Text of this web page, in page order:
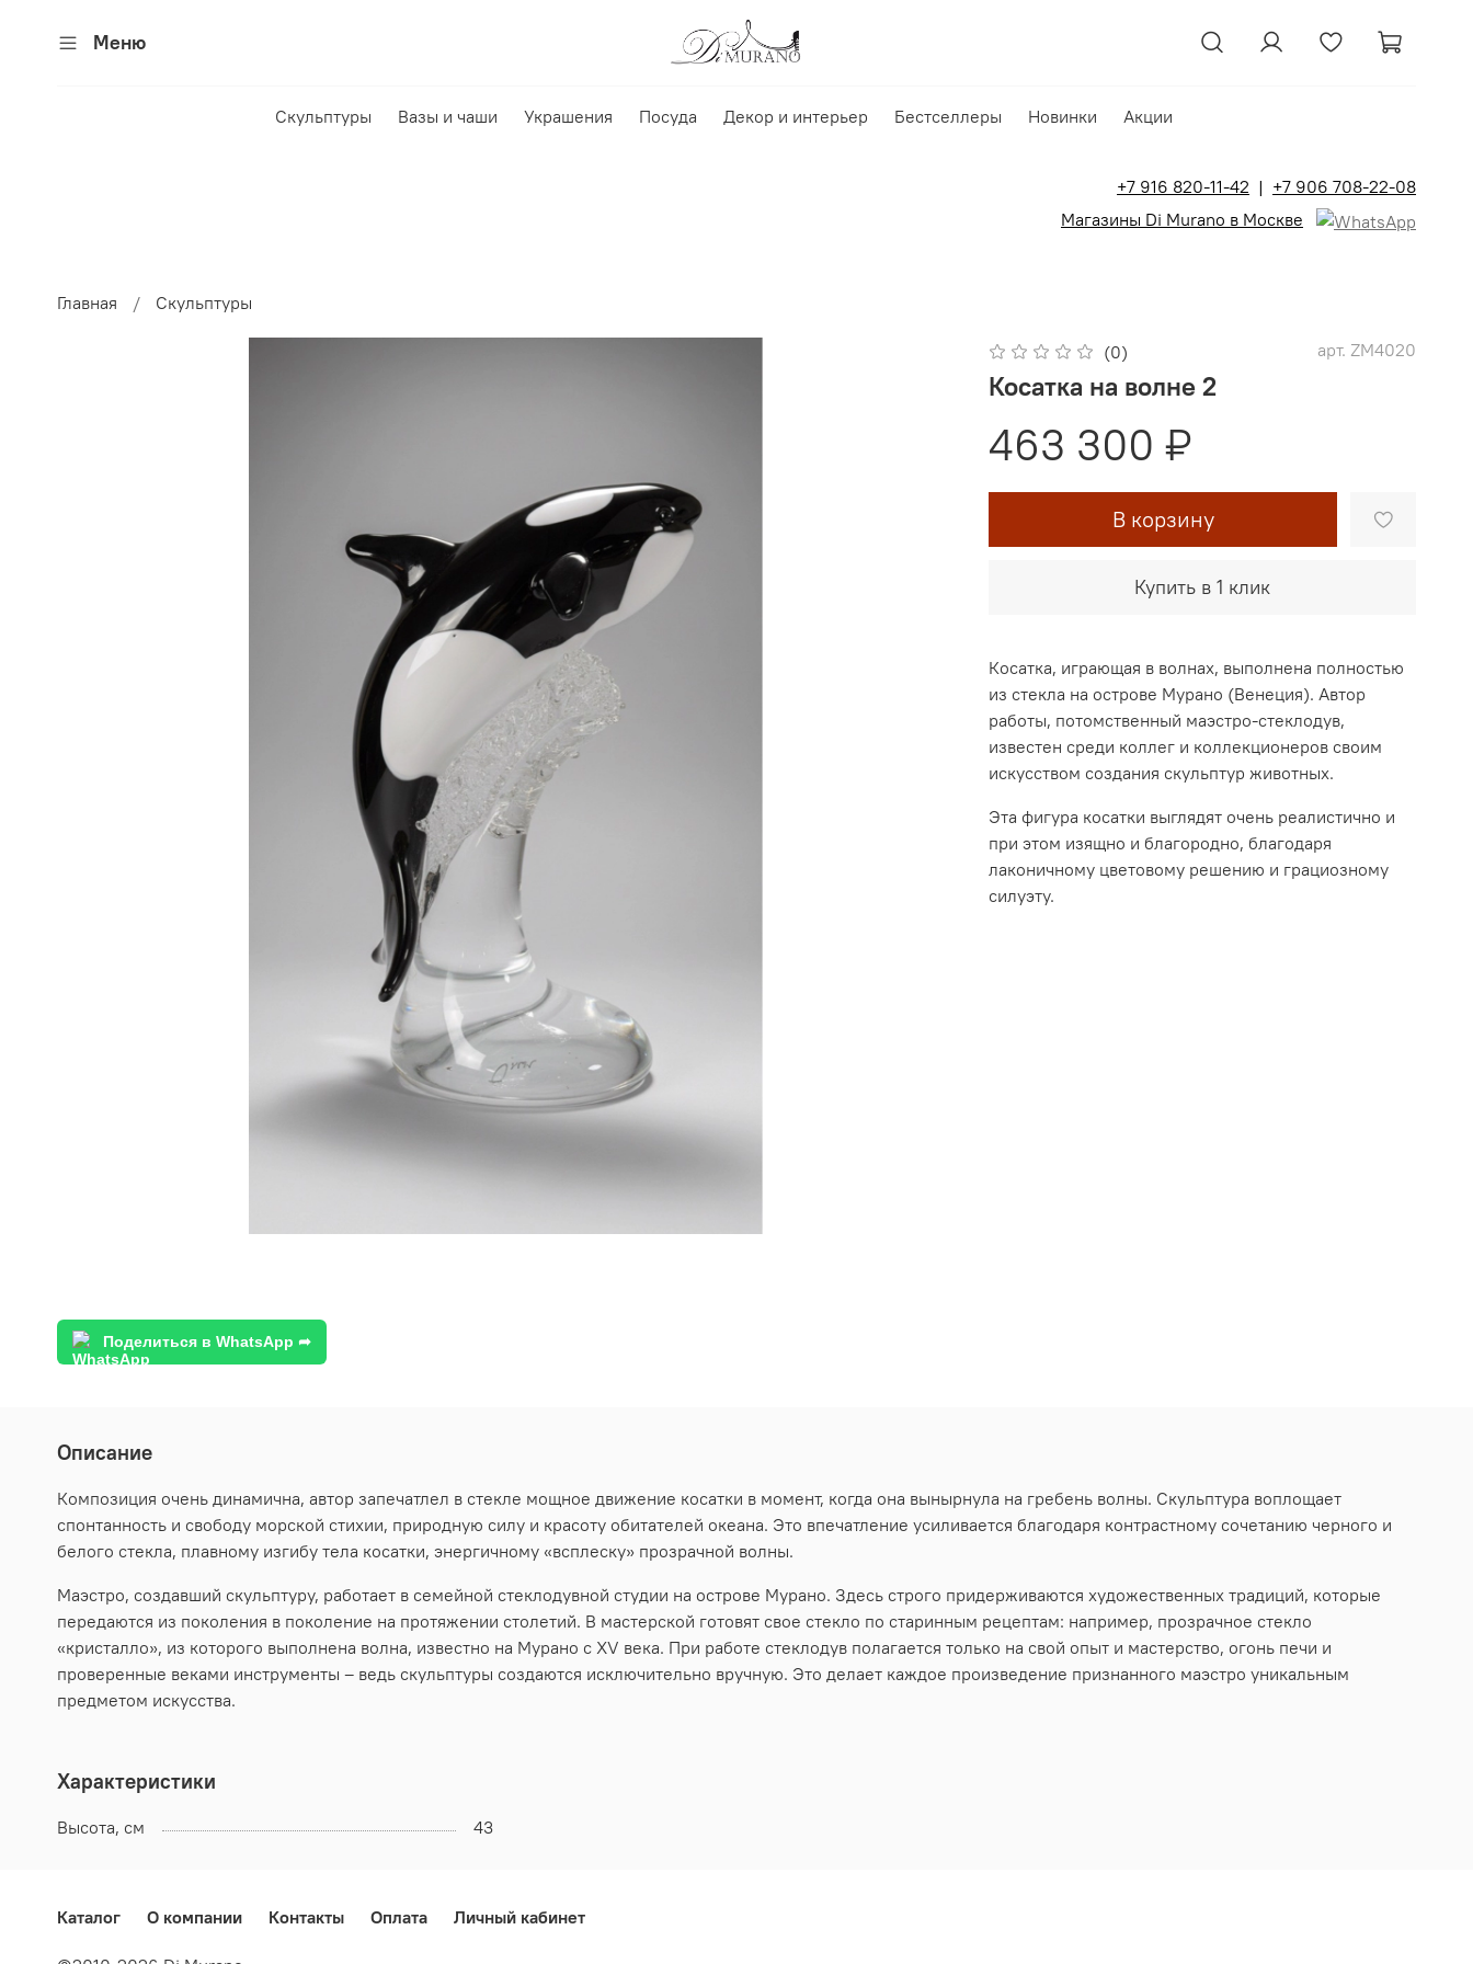
Меню
Скульптуры Вазы и чаши Украшения Посуда Декор и интерьер Бестселлеры Новинки Акции
+7 916 820-11-42 | +7 906 708-22-08
Магазины Di Murano в Москве
Главная Скульптуры
(0) арт. ZM4020
Косатка на волне 2
463 300 ₽
В корзину
Купить в 1 клик
Косатка, играющая в волнах, выполнена полностью
из стекла на острове Мурано (Венеция). Автор
работы, потомственный маэстро-стеклодув,
известен среди коллег и коллекционеров своим
искусством создания скульптур животных.
Эта фигура косатки выглядят очень реалистично и
при этом изящно и благородно, благодаря
лаконичному цветовому решению и грациозному
силуэту.
Поделиться в WhatsApp ➦
Описание
Композиция очень динамична, автор запечатлел в стекле мощное движение косатки в момент, когда она вынырнула на гребень волны. Скульптура воплощает
спонтанность и свободу морской стихии, природную силу и красоту обитателей океана. Это впечатление усиливается благодаря контрастному сочетанию черного и
белого стекла, плавному изгибу тела косатки, энергичному «всплеску» прозрачной волны.
Маэстро, создавший скульптуру, работает в семейной стеклодувной студии на острове Мурано. Здесь строго придерживаются художественных традиций, которые
передаются из поколения в поколение на протяжении столетий. В мастерской готовят свое стекло по старинным рецептам: например, прозрачное стекло
«кристалло», из которого выполнена волна, известно на Мурано с XV века. При работе стеклодув полагается только на свой опыт и мастерство, огонь печи и
проверенные веками инструменты – ведь скульптуры создаются исключительно вручную. Это делает каждое произведение признанного маэстро уникальным
предметом искусства.
Характеристики
Высота, см 43
Каталог О компании Контакты Оплата Личный кабинет